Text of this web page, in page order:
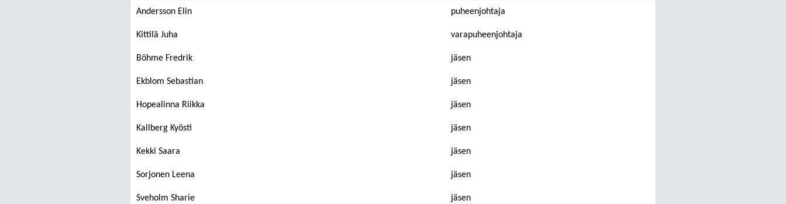
Andersson Elin puheenjohtaja
Kittilä Juha varapuheenjohtaja
Böhme Fredrik jäsen
Ekblom Sebastian jäsen
Hopealinna Riikka jäsen
Kallberg Kyösti jäsen
Kekki Saara jäsen
Sorjonen Leena jäsen
Sveholm Sharie jäsen